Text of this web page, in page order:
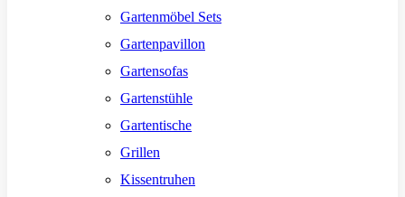
Gartenmöbel Sets
Gartenpavillon
Gartensofas
Gartenstühle
Gartentische
Grillen
Kissentruhen